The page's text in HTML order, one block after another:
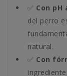
✅ Con
del perro
natural.
✅ Con